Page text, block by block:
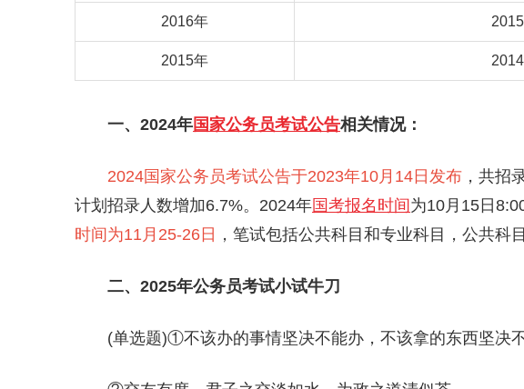
2016年
2015年
一、2024年国家公务员考试公告相关情况：
2024国家公务员考试公告于2023年10月14日发布 ，共招
计划招录人数增加6.7%。2024年国考报名时间 为10月15日
时间为11月25-26日 ，笔试包括公共科目和专业科目，公共科
二、2025年公务员考试小试牛刀
(单选题)①不该办的事情坚决不能办，不该拿的东西坚决